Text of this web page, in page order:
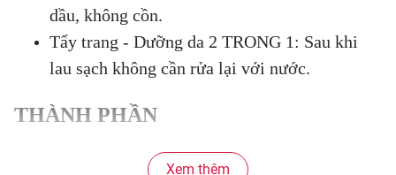
dầu, không cồn.
Tẩy trang - Dưỡng da 2 TRONG 1: Sau khi
lau sạch không cần rửa lại với nước.
THÀNH PHẦN
Nước, DPG, Polyglyceryl-10 Laurate,
Xem thêm